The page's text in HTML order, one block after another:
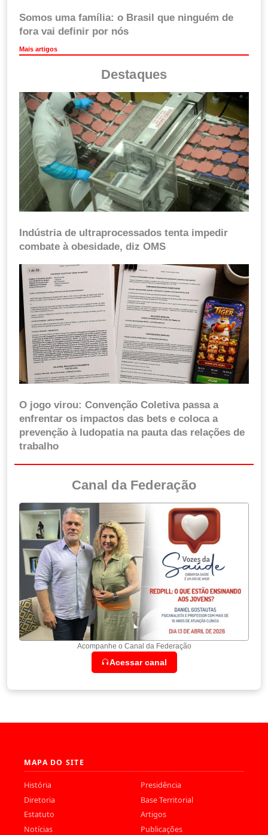
Somos uma família: o Brasil que ninguém de
fora vai definir por nós
Mais artigos
Destaques
Indústria de ultraprocessados tenta impedir
combate à obesidade, diz OMS
O jogo virou: Convenção Coletiva passa a
enfrentar os impactos das bets e coloca a
prevenção à ludopatia na pauta das relações de
trabalho
Canal da Federação
Acompanhe o Canal da Federação
Acessar canal
MAPA DO SITE
História
Presidência
Diretoria
Base Territorial
Estatuto
Artigos
Notícias
Publicações